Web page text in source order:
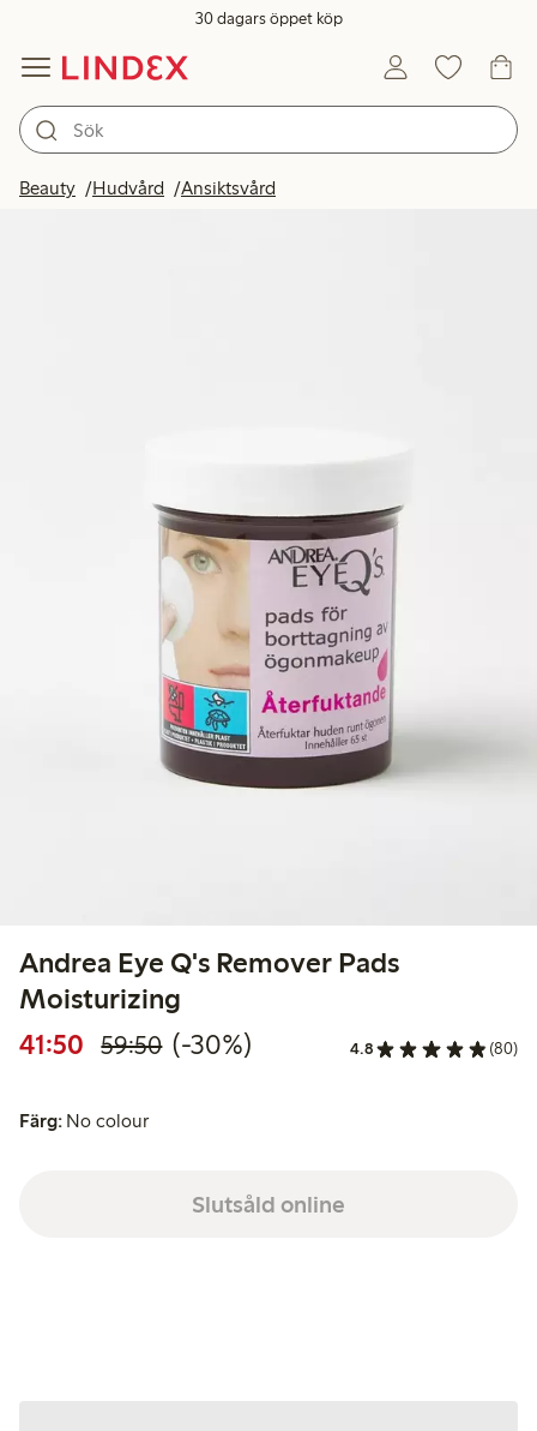
30 dagars öppet köp
Beauty Hudvård Ansiktsvård
Andrea Eye Q's Remover Pads
Moisturizing
41:50 Rabatterat pris: 41,50 kr
59:50Ordinarie pris: 59,50 kr
30% rabatt
(-30%) 4.8 (80)
Färg: No colour
Slutsåld online